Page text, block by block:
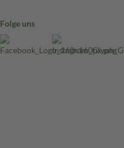
Folge uns